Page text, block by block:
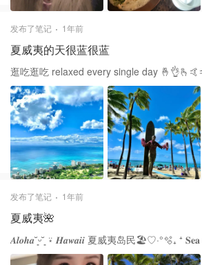
发布了笔记 1年前
夏威夷的天很蓝很蓝
逛吃逛吃 relaxed every single day
发布了笔记 1年前
夏威夷🌺
𝑨𝒍𝒐𝒉𝒂˘͈ᵕ˘͈ ⍣ 𝑯𝒂𝒘𝒂𝒊𝒊 夏威夷岛民🏖️♡·°🫧₊